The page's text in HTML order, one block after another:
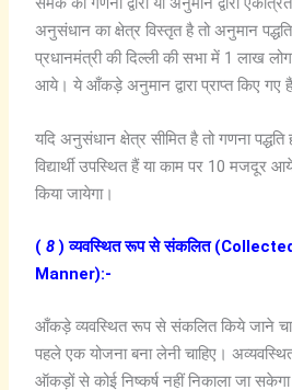
अनुसंधान का क्षेत्र विस्तृत है तो अनुमान
प्रधानमंत्री की दिल्ली की सभा में 1 लाख
आये। ये आँकड़े अनुमान द्वारा प्राप्त किए गए
यदि अनुसंधान क्षेत्र सीमित है तो गणना
विद्यार्थी उपस्थित हैं या काम पर 10 मजदूर आये
किया जायेगा।
( 8 ) व्यवस्थित रूप से संकलित
Manner):-
आँकड़े व्यवस्थित रूप से संकलित किये जाने
पहले एक योजना बना लेनी चाहिए।
ऑकड़ों से कोई निष्कर्ष नहीं निकाला जा